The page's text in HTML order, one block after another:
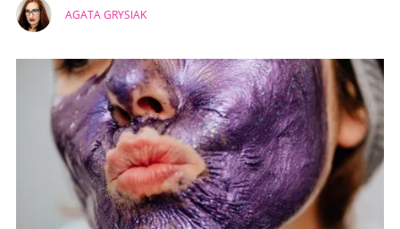
AGATA GRYSIAK